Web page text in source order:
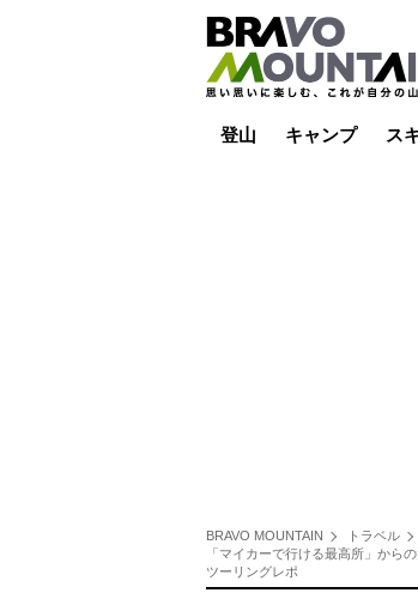
登山 キャンプ ス
BRAVO MOUNTAIN
トラベル
「マイカーで行ける最高所」から
ツーリングレポ